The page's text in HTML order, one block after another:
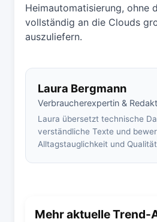
Heimautomatisierung, ohne
vollständig an die Clouds
auszuliefern.
Laura Bergmann
Verbraucherexpertin &
Laura übersetzt technische
verständliche Texte und
Alltagstauglichkeit und
Mehr aktuelle Trend-